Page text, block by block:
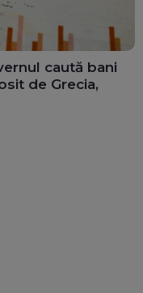
caută bani
de Grecia,